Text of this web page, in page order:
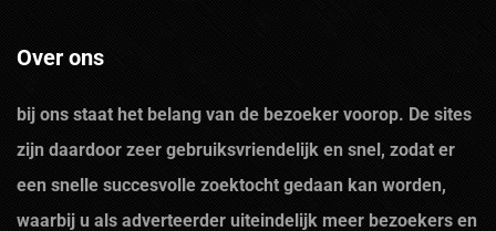
Over ons
bij ons staat het belang van de bezoeker voorop. De sites
zijn daardoor zeer gebruiksvriendelijk en snel, zodat er
een snelle succesvolle zoektocht gedaan kan worden,
waarbij u als adverteerder uiteindelijk meer bezoekers en